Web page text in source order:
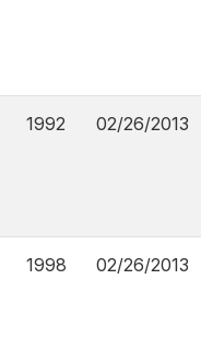
1992 02/26/2013
1998 02/26/2013